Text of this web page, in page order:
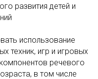
развития детей и
использование
техник, игр и игровых
речевого
в том числе